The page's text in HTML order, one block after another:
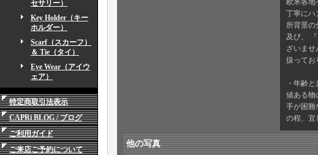
セサリー）
Key Holder（キー
ホルダー）
Scarf（スカーフ）
＆ Tie（タイ）
Eye Wear（アイウ
ェア）
特定商取引法表示
CAPRi BLOG / ブログ
ご利用ガイド
ご来店ご予約について
欧米各地
丁寧にハ
所背景の
及び、
ざいませ
扱ってお
・年齢
値ある物
手が困難
の程、宜
他の写真